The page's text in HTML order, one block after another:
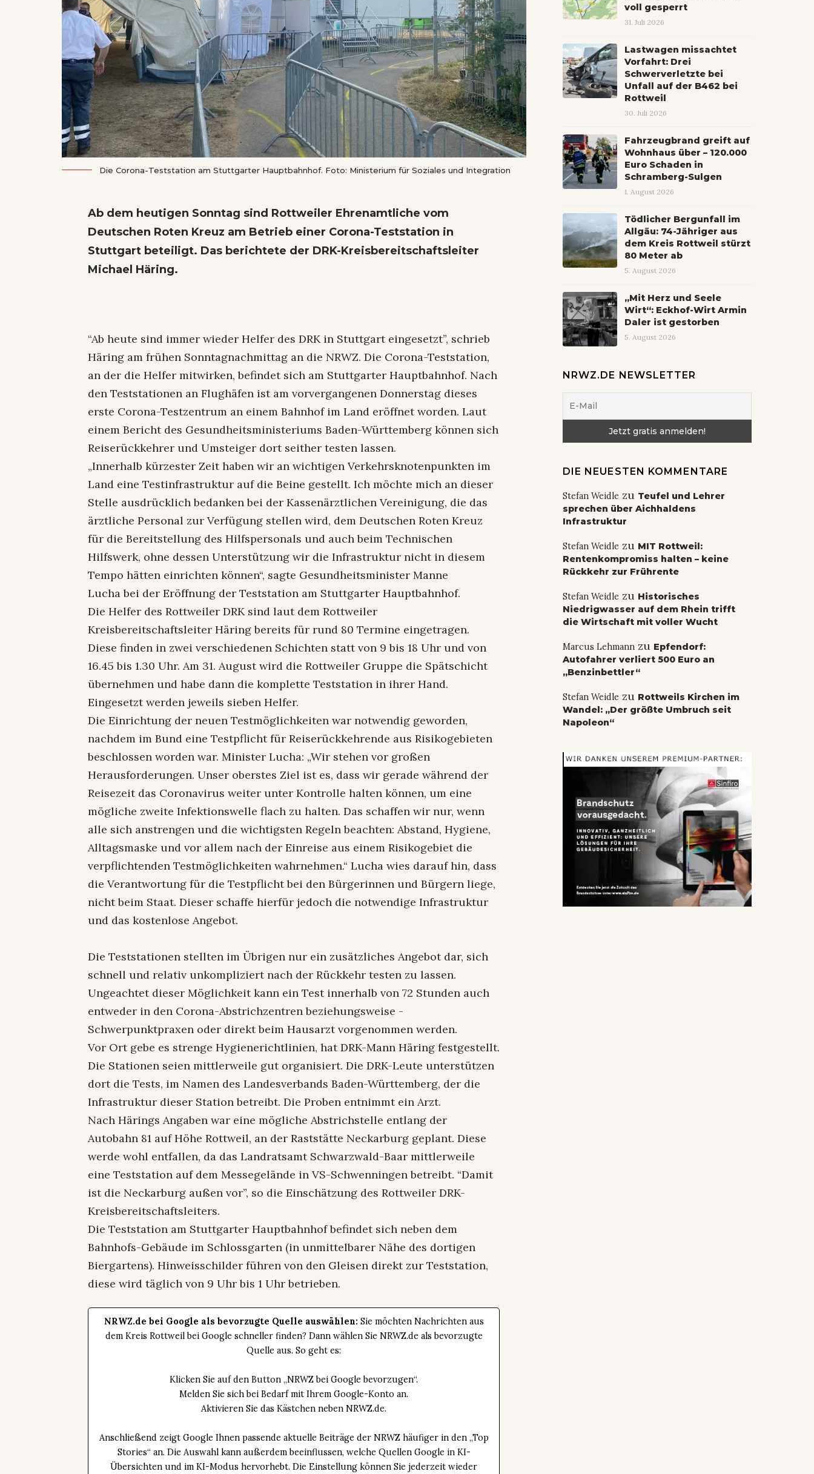
Die Corona-Teststation am Stuttgarter Hauptbahnhof. Foto: Ministerium für Soziales und Integration
Ab dem heutigen Sonntag sind Rottweiler Ehrenamtliche vom
Deutschen Roten Kreuz am Betrieb einer Corona-Teststation in
Stuttgart beteiligt. Das berichtete der DRK-Kreisbereitschaftsleiter
Michael Häring.
“Ab heute sind immer wieder Helfer des DRK in Stuttgart eingesetzt”, schrieb
Häring am frühen Sonntagnachmittag an die NRWZ. Die Corona-Teststation,
an der die Helfer mitwirken, befindet sich am Stuttgarter Hauptbahnhof. Nach
den Teststationen an Flughäfen ist am vorvergangenen Donnerstag dieses
erste Corona-Testzentrum an einem Bahnhof im Land eröffnet worden. Laut
einem Bericht des Gesundheitsministeriums Baden-Württemberg können sich
Reiserückkehrer und Umsteiger dort seither testen lassen.
„Innerhalb kürzester Zeit haben wir an wichtigen Verkehrsknotenpunkten im
Land eine Testinfrastruktur auf die Beine gestellt. Ich möchte mich an dieser
Stelle ausdrücklich bedanken bei der Kassenärztlichen Vereinigung, die das
ärztliche Personal zur Verfügung stellen wird, dem Deutschen Roten Kreuz
für die Bereitstellung des Hilfspersonals und auch beim Technischen
Hilfswerk, ohne dessen Unterstützung wir die Infrastruktur nicht in diesem
Tempo hätten einrichten können“, sagte Gesundheitsminister Manne
Lucha bei der Eröffnung der Teststation am Stuttgarter Hauptbahnhof.
Die Helfer des Rottweiler DRK sind laut dem Rottweiler
Kreisbereitschaftsleiter Häring bereits für rund 80 Termine eingetragen.
Diese finden in zwei verschiedenen Schichten statt von 9 bis 18 Uhr und von
16.45 bis 1.30 Uhr. Am 31. August wird die Rottweiler Gruppe die Spätschicht
übernehmen und habe dann die komplette Teststation in ihrer Hand.
Eingesetzt werden jeweils sieben Helfer.
Die Einrichtung der neuen Testmöglichkeiten war notwendig geworden,
nachdem im Bund eine Testpflicht für Reiserückkehrende aus Risikogebieten
beschlossen worden war. Minister Lucha: „Wir stehen vor großen
Herausforderungen. Unser oberstes Ziel ist es, dass wir gerade während der
Reisezeit das Coronavirus weiter unter Kontrolle halten können, um eine
mögliche zweite Infektionswelle flach zu halten. Das schaffen wir nur, wenn
alle sich anstrengen und die wichtigsten Regeln beachten: Abstand, Hygiene,
Alltagsmaske und vor allem nach der Einreise aus einem Risikogebiet die
verpflichtenden Testmöglichkeiten wahrnehmen.“ Lucha wies darauf hin, dass
die Verantwortung für die Testpflicht bei den Bürgerinnen und Bürgern liege,
nicht beim Staat. Dieser schaffe hierfür jedoch die notwendige Infrastruktur
und das kostenlose Angebot.
Die Teststationen stellten im Übrigen nur ein zusätzliches Angebot dar, sich
schnell und relativ unkompliziert nach der Rückkehr testen zu lassen.
Ungeachtet dieser Möglichkeit kann ein Test innerhalb von 72 Stunden auch
entweder in den Corona-Abstrichzentren beziehungsweise -
Schwerpunktpraxen oder direkt beim Hausarzt vorgenommen werden.
Vor Ort gebe es strenge Hygienerichtlinien, hat DRK-Mann Häring festgestellt.
Die Stationen seien mittlerweile gut organisiert. Die DRK-Leute unterstützen
dort die Tests, im Namen des Landesverbands Baden-Württemberg, der die
Infrastruktur dieser Station betreibt. Die Proben entnimmt ein Arzt.
Nach Härings Angaben war eine mögliche Abstrichstelle entlang der
Autobahn 81 auf Höhe Rottweil, an der Raststätte Neckarburg geplant. Diese
werde wohl entfallen, da das Landratsamt Schwarzwald-Baar mittlerweile
eine Teststation auf dem Messegelände in VS-Schwenningen betreibt. “Damit
ist die Neckarburg außen vor”, so die Einschätzung des Rottweiler DRK-
Kreisbereitschaftsleiters.
Die Teststation am Stuttgarter Hauptbahnhof befindet sich neben dem
Bahnhofs-Gebäude im Schlossgarten (in unmittelbarer Nähe des dortigen
Biergartens). Hinweisschilder führen von den Gleisen direkt zur Teststation,
diese wird täglich von 9 Uhr bis 1 Uhr betrieben.
NRWZ.de bei Google als bevorzugte Quelle auswählen: Sie möchten Nachrichten aus
dem Kreis Rottweil bei Google schneller finden? Dann wählen Sie NRWZ.de als bevorzugte
Quelle aus. So geht es:
Klicken Sie auf den Button „NRWZ bei Google bevorzugen“.
Melden Sie sich bei Bedarf mit Ihrem Google-Konto an.
Aktivieren Sie das Kästchen neben NRWZ.de.
Anschließend zeigt Google Ihnen passende aktuelle Beiträge der NRWZ häufiger in den „Top
Stories“ an. Die Auswahl kann außerdem beeinflussen, welche Quellen Google in KI-
Übersichten und im KI-Modus hervorhebt. Die Einstellung können Sie jederzeit wieder
voll gesperrt
31. Juli 2026
Lastwagen missachtet
Vorfahrt: Drei
Schwerverletzte bei
Unfall auf der B462 bei
Rottweil
30. Juli 2026
Fahrzeugbrand greift auf
Wohnhaus über – 120.000
Euro Schaden in
Schramberg-Sulgen
1. August 2026
Tödlicher Bergunfall im
Allgäu: 74-Jähriger aus
dem Kreis Rottweil stürzt
80 Meter ab
5. August 2026
„Mit Herz und Seele
Wirt“: Eckhof-Wirt Armin
Daler ist gestorben
5. August 2026
NRWZ.DE NEWSLETTER
DIE NEUESTEN KOMMENTARE
Stefan Weidle zu Teufel und Lehrer
sprechen über Aichhaldens
Infrastruktur
Stefan Weidle zu MIT Rottweil:
Rentenkompromiss halten – keine
Rückkehr zur Frührente
Stefan Weidle zu Historisches
Niedrigwasser auf dem Rhein trifft
die Wirtschaft mit voller Wucht
Marcus Lehmannzu Epfendorf:
Autofahrer verliert 500 Euro an
„Benzinbettler“
Stefan Weidle zu Rottweils Kirchen im
Wandel: „Der größte Umbruch seit
Napoleon“